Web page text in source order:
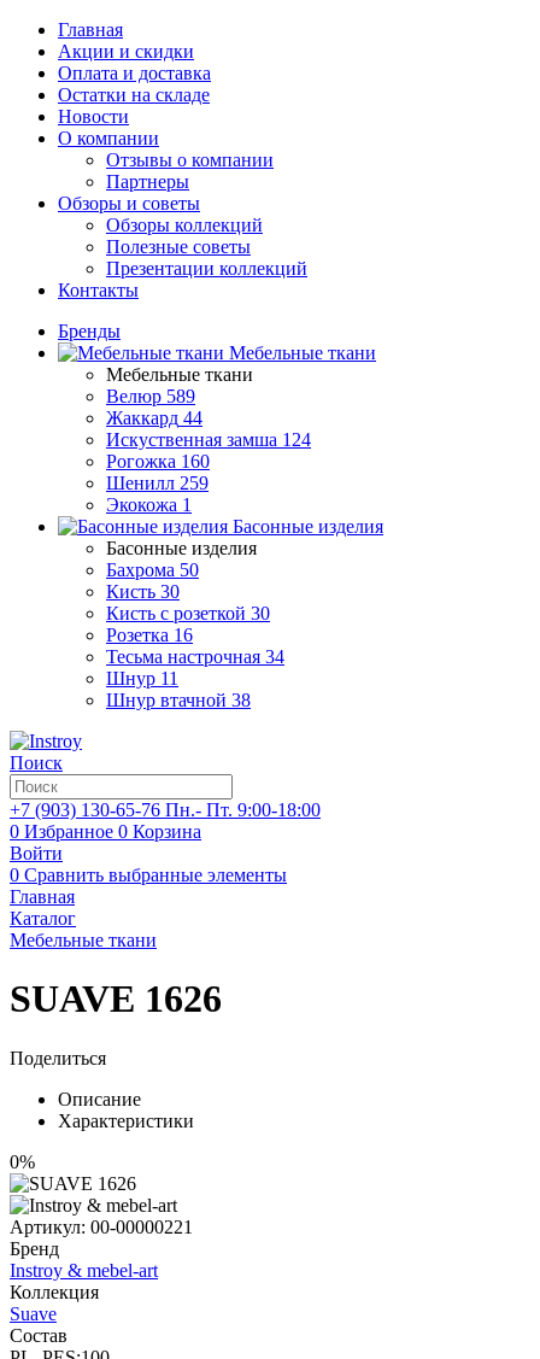
Главная
Акции и скидки
Оплата и доставка
Остатки на складе
Новости
О компании
Отзывы о компании
Партнеры
Обзоры и советы
Обзоры коллекций
Полезные советы
Презентации коллекций
Контакты
Бренды
Мебельные ткани
Мебельные ткани
Велюр 589
Жаккард 44
Искуственная замша 124
Рогожка 160
Шенилл 259
Экокожа 1
Басонные изделия
Басонные изделия
Бахрома 50
Кисть 30
Кисть с розеткой 30
Розетка 16
Тесьма настрочная 34
Шнур 11
Шнур втачной 38
Поиск
+7 (903) 130-65-76 Пн.- Пт. 9:00-18:00
0 Избранное 0 Корзина
Войти
0 Сравнить выбранные элементы
Главная
Каталог
Мебельные ткани
SUAVE 1626
Поделиться
Описание
Характеристики
0%
Артикул: 00-00000221
Бренд
Instroy & mebel-art
Коллекция
Suave
Состав